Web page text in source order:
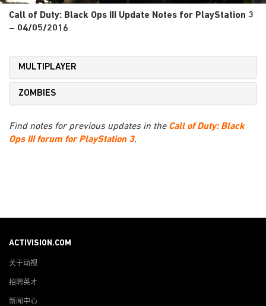
Call of Duty: Black Ops III Update Notes for PlayStation 3
– 04/05/2016
MULTIPLAYER
ZOMBIES
Find notes for previous updates in the Call of Duty: Black
Ops III forum for PlayStation 3.
ACTIVISION.COM
关于动视
招聘英才
新闻中心